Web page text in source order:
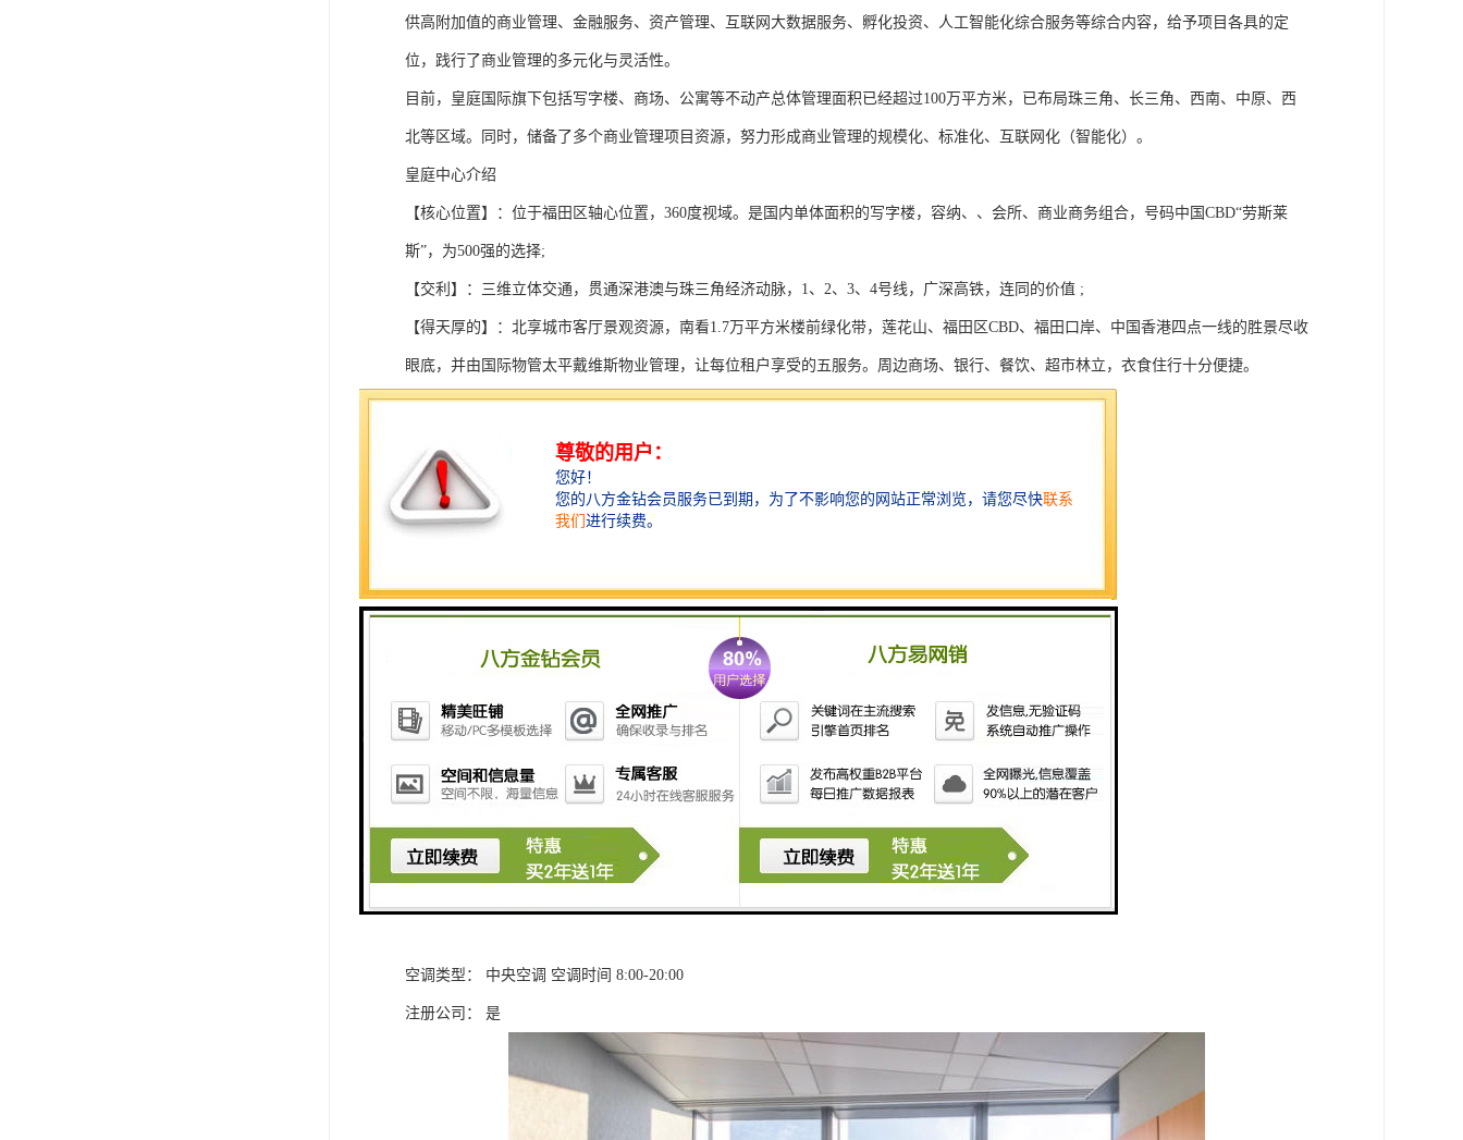
供高附加值的商业管理、金融服务、资产管理、互联网大数据服务、孵化投资、人工智能化综合服务等综合内容，给予项目各具的定
位，践行了商业管理的多元化与灵活性。
目前，皇庭国际旗下包括写字楼、商场、公寓等不动产总体管理面积已经超过100万平方米，已布局珠三角、长三角、西南、中原、西
北等区域。同时，储备了多个商业管理项目资源，努力形成商业管理的规模化、标准化、互联网化（智能化）。
皇庭中心介绍
【核心位置】：位于福田区轴心位置，360度视域。是国内单体面积的写字楼，容纳、、会所、商业商务组合，号码中国CBD“劳斯莱
斯”，为500强的选择;
【交利】：三维立体交通，贯通深港澳与珠三角经济动脉，1、2、3、4号线，广深高铁，连同的价值 ;
【得天厚的】：北享城市客厅景观资源，南看1.7万平方米楼前绿化带，莲花山、福田区CBD、福田口岸、中国香港四点一线的胜景尽收
眼底，并由国际物管太平戴维斯物业管理，让每位租户享受的五服务。周边商场、银行、餐饮、超市林立，衣食住行十分便捷。
二、楼盘信息
开发公司：深圳市皇庭房地产开发有限公司
竣工年份：2014年
物业公司：深圳市皇庭国际物业管理有限公司
等级：甲级
标准层高：4.5米
大堂层高：15米
标准层面积：2100㎡
电梯：20部+2部消防梯
电梯：迅达
空调类型： 中央空调 空调时间 8:00-20:00
注册公司： 是